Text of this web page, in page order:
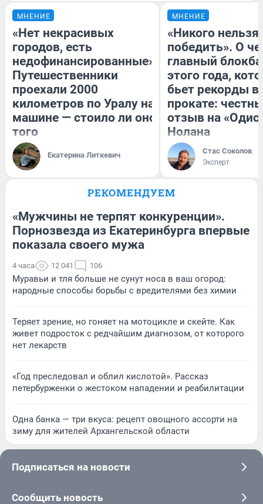
МНЕНИЕ
«Нет некрасивых
городов, есть
недофинансированные».
Путешественники
проехали 2000
километров по Уралу на
машине — стоило ли оно
того
Екатерина Литкевич
МНЕНИЕ
«Никого нельзя
победить». О
главный
этого года,
бьет рекорды в
прокате:
отзыв на
Нолана
Стас Соколов
Эксперт
РЕКОМЕНДУЕМ
«Мужчины не терпят конкуренции».
Порнозвезда из Екатеринбурга впервые
показала своего мужа
4 часа 12 041 106
Муравьи и тля больше не сунут носа в ваш огород:
народные способы борьбы с вредителями без химии
Теряет зрение, но гоняет на мотоцикле и скейте. Как
живет подросток с редчайшим диагнозом, от которого
нет лекарств
«Год преследовал и облил кислотой». Рассказ
петербурженки о жестоком нападении и реабилитации
Одна банка — три вкуса: рецепт овощного ассорти на
зиму для жителей Архангельской области
Подписаться на новости
Сообщить новость